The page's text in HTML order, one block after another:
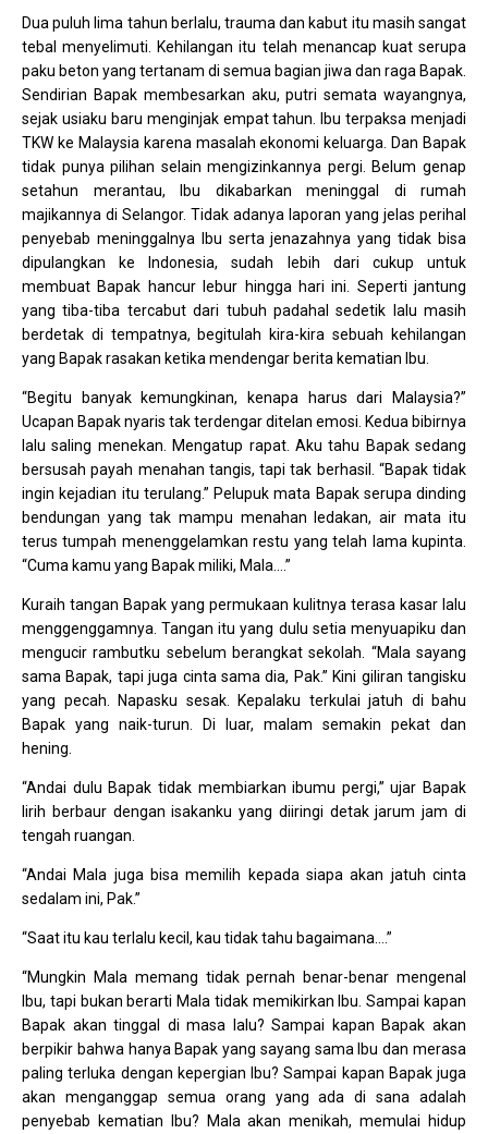
Dua puluh lima tahun berlalu, trauma dan kabut itu masih sangat
tebal menyelimuti. Kehilangan itu telah menancap kuat serupa
paku beton yang tertanam di semua bagian jiwa dan raga Bapak.
Sendirian Bapak membesarkan aku, putri semata wayangnya,
sejak usiaku baru menginjak empat tahun. Ibu terpaksa menjadi
TKW ke Malaysia karena masalah ekonomi keluarga. Dan Bapak
tidak punya pilihan selain mengizinkannya pergi. Belum genap
setahun merantau, Ibu dikabarkan meninggal di rumah
majikannya di Selangor. Tidak adanya laporan yang jelas perihal
penyebab meninggalnya Ibu serta jenazahnya yang tidak bisa
dipulangkan ke Indonesia, sudah lebih dari cukup untuk
membuat Bapak hancur lebur hingga hari ini. Seperti jantung
yang tiba-tiba tercabut dari tubuh padahal sedetik lalu masih
berdetak di tempatnya, begitulah kira-kira sebuah kehilangan
yang Bapak rasakan ketika mendengar berita kematian Ibu.
“Begitu banyak kemungkinan, kenapa harus dari Malaysia?”
Ucapan Bapak nyaris tak terdengar ditelan emosi. Kedua bibirnya
lalu saling menekan. Mengatup rapat. Aku tahu Bapak sedang
bersusah payah menahan tangis, tapi tak berhasil. “Bapak tidak
ingin kejadian itu terulang.” Pelupuk mata Bapak serupa dinding
bendungan yang tak mampu menahan ledakan, air mata itu
terus tumpah menenggelamkan restu yang telah lama kupinta.
“Cuma kamu yang Bapak miliki, Mala….”
Kuraih tangan Bapak yang permukaan kulitnya terasa kasar lalu
menggenggamnya. Tangan itu yang dulu setia menyuapiku dan
mengucir rambutku sebelum berangkat sekolah. “Mala sayang
sama Bapak, tapi juga cinta sama dia, Pak.” Kini giliran tangisku
yang pecah. Napasku sesak. Kepalaku terkulai jatuh di bahu
Bapak yang naik-turun. Di luar, malam semakin pekat dan
hening.
“Andai dulu Bapak tidak membiarkan ibumu pergi,” ujar Bapak
lirih berbaur dengan isakanku yang diiringi detak jarum jam di
tengah ruangan.
“Andai Mala juga bisa memilih kepada siapa akan jatuh cinta
sedalam ini, Pak.”
“Saat itu kau terlalu kecil, kau tidak tahu bagaimana….”
“Mungkin Mala memang tidak pernah benar-benar mengenal
Ibu, tapi bukan berarti Mala tidak memikirkan Ibu. Sampai kapan
Bapak akan tinggal di masa lalu? Sampai kapan Bapak akan
berpikir bahwa hanya Bapak yang sayang sama Ibu dan merasa
paling terluka dengan kepergian Ibu? Sampai kapan Bapak juga
akan menganggap semua orang yang ada di sana adalah
penyebab kematian Ibu? Mala akan menikah, memulai hidup